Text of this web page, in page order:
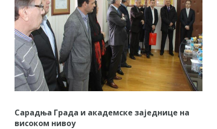
Сарадња Града и академске заједнице на
високом нивоу